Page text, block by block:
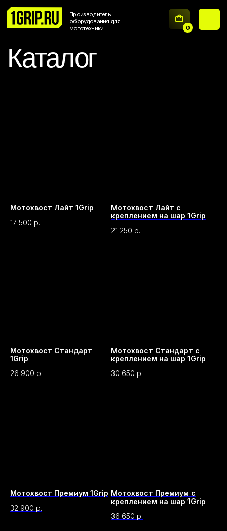
Производитель
оборудования для
мототехники
Мотохвост Лайт 1Grip
17 500 р.
Мотохвост Лайт с
креплением на шар 1Grip
21 250 р.
Мотохвост Стандарт
1Grip
26 900 р.
Мотохвост Стандарт с
креплением на шар 1Grip
30 650 р.
Мотохвост Премиум 1Grip
32 900 р.
Мотохвост Премиум с
креплением на шар 1Grip
36 650 р.